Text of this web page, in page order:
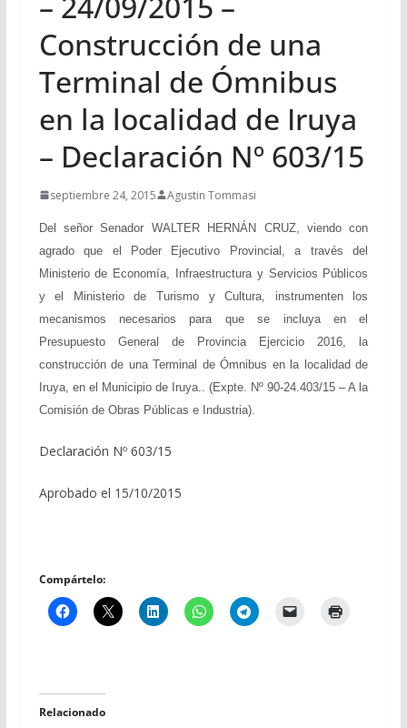
Construcción de una
Terminal de Ómnibus
en la localidad de Iruya
– Declaración Nº 603/15
septiembre 24, 2015 Agustin Tommasi
Del señor Senador WALTER HERNÁN CRUZ, viendo con
agrado que el Poder Ejecutivo Provincial, a través del
Ministerio de Economía, Infraestructura y Servicios Públicos
y el Ministerio de Turismo y Cultura, instrumenten los
mecanismos necesarios para que se incluya en el
Presupuesto General de Provincia Ejercicio 2016, la
construcción de una Terminal de Ómnibus en la localidad de
Iruya, en el Municipio de Iruya.. (Expte. Nº 90-24.403/15 – A la
Comisión de Obras Públicas e Industria).
Declaración Nº 603/15
Aprobado el 15/10/2015
Compártelo:
Relacionado